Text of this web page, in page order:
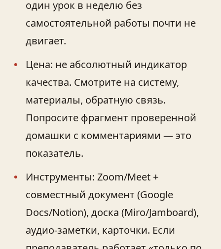
один урок в неделю без
самостоятельной работы почти не
двигает.
Цена: не абсолютный индикатор
качества. Смотрите на систему,
материалы, обратную связь.
Попросите фрагмент проверенной
домашки с комментариями — это
показатель.
Инструменты: Zoom/Meet +
совместный документ (Google
Docs/Notion), доска (Miro/Jamboard),
аудио‑заметки, карточки. Если